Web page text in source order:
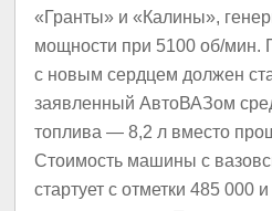
«Гранты» и «Калины»,
мощности при 5100 об/мин.
с новым сердцем должен
заявленный АвтоВАЗом
топлива — 8,2 л вместо
Стоимость машины с
стартует с отметки 485 000